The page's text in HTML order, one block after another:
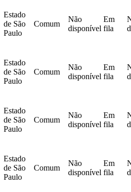
Estado
de São
Paulo
Comum
Não
disponível
Em
fila
Estado
de São
Paulo
Comum
Não
disponível
Em
fila
Estado
de São
Paulo
Comum
Não
disponível
Em
fila
Estado
de São
Paulo
Comum
Não
disponível
Em
fila